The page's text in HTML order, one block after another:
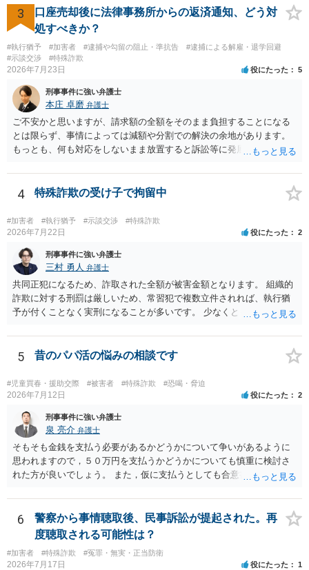
3
口座売却後に法律事務所からの返済通知、どう対
処すべきか？
#執行猶予 #加害者 #逮捕や勾留の阻止・準抗告
#逮捕による解雇・退学回避
#示談交渉
#特殊詐欺
2026年7月23日 役にたった 5
刑事事件に強い弁護士
本庄 卓磨 弁護士
ご不安かと思いますが、請求額の全額をそのまま負担することになる
とは限らず、事情によっては減額や分割での解決の余地があります。
もっとも、何も対応をしないまま放置すると訴訟等に発展してしまう
めします。
4 特殊詐欺の受け子で拘留中
#加害者 #執行猶予 #示談交渉 #特殊詐欺
2026年7月22日 役にたった 2
刑事事件に強い弁護士
三村 勇人 弁護士
共同正犯になるため、詐取された全額が被害金額となります。 組織的
詐欺に対する刑罰は厳しいため、常習犯で複数立件されれば、執行猶
予が付くことなく実刑になることが多いです。 少なくとも、執行猶予
す。 弁護士を介して共犯者数人で被害弁済を行うこともあります。 保
釈申請については、共犯なので、全て公判請求されるまで難しいです
わるため、刑事事件に精通している弁護人を選任されることをお勧め
いたします。
5 昔のパパ活の悩みの相談です
#児童買春・援助交際 #被害者 #特殊詐欺 #恐喝・脅迫
2026年7月12日 役にたった 2
刑事事件に強い弁護士
泉 亮介 弁護士
そもそも金銭を支払う必要があるかどうかについて争いがあるように
思われますので，５０万円を支払うかどうかについても慎重に検討さ
れた方が良いでしょう。 また，仮に支払うとしても合意書を交わし，
面を作成したうえで支払いをする必要があるでしょう。 一度弁護士に
相談をされた方が良いかと思われます。
6
警察から事情聴取後、民事訴訟が提起された。再
度聴取される可能性は？
#加害者 #特殊詐欺 #冤罪・無実・正当防衛
2026年7月17日 役にたった 1